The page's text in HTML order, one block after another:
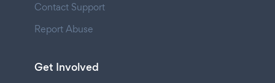
Contact Support
Report Abuse
Get Involved